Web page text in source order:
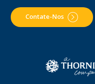
Contate-Nos